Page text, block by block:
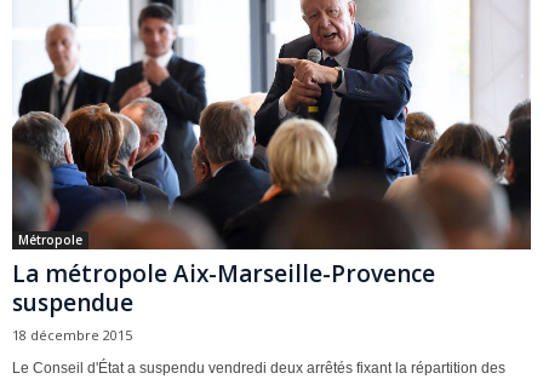
Métropole
La métropole Aix-Marseille-Provence
suspendue
18 décembre 2015
Le Conseil d'État a suspendu vendredi deux arrêtés fixant la répartition des